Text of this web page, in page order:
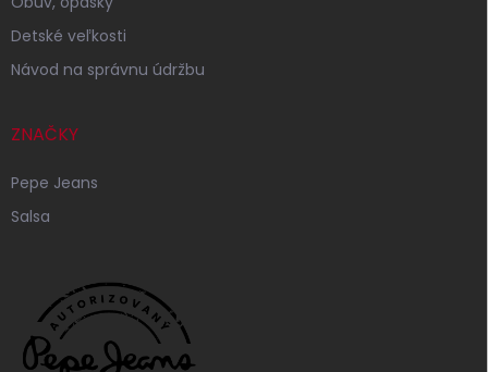
Detské veľkosti
Návod na správnu údržbu
ZNAČKY
Pepe Jeans
Salsa